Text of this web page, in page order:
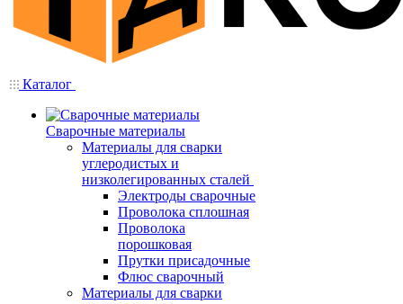
Каталог
Сварочные материалы
Материалы для сварки
углеродистых и
низколегированных сталей
Электроды сварочные
Проволока сплошная
Проволока
порошковая
Прутки присадочные
Флюс сварочный
Материалы для сварки